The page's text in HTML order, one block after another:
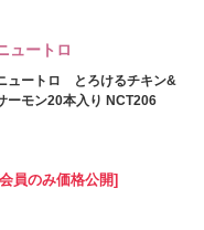
ュートロ
ュートロ とろけるチキン&
ーモン20本入り NCT206
員のみ価格公開]